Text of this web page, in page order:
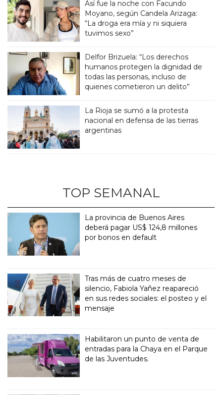
Así fue la noche con Facundo
Moyano, según Candela Arizaga:
“La droga era mía y ni siquiera
tuvimos sexo”
Delfor Brizuela: “Los derechos
humanos protegen la dignidad de
todas las personas, incluso de
quienes cometieron un delito”
La Rioja se sumó a la protesta
nacional en defensa de las tierras
argentinas
TOP SEMANAL
La provincia de Buenos Aires
deberá pagar US$ 124,8 millones
por bonos en default
Tras más de cuatro meses de
silencio, Fabiola Yañez reapareció
en sus redes sociales: el posteo y el
mensaje
Habilitaron un punto de venta de
entradas para la Chaya en el Parque
de las Juventudes.